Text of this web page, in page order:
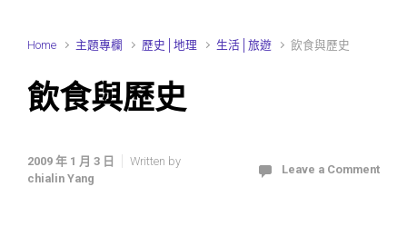
Home 主題專欄 歷史│地理 生活│旅遊 飲食與歷史
飲食與歷史
2009 年 1 月 3 日
Written by
chialin Yang
Leave a Comment